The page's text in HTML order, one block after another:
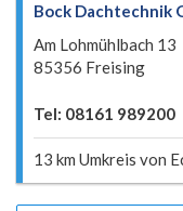
Bock Dachtechnik
Am Lohmühlbach 13
85356 Freising
Tel: 08161 989200
13 km Umkreis von